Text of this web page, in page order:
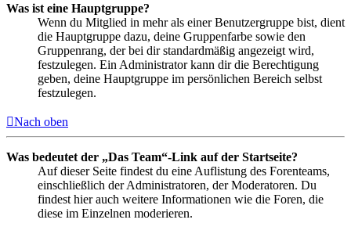
Was ist eine Hauptgruppe?
Wenn du Mitglied in mehr als einer Benutzergruppe bist, dient
die Hauptgruppe dazu, deine Gruppenfarbe sowie den
Gruppenrang, der bei dir standardmäßig angezeigt wird,
festzulegen. Ein Administrator kann dir die Berechtigung
geben, deine Hauptgruppe im persönlichen Bereich selbst
festzulegen.
Nach oben
Was bedeutet der „Das Team“-Link auf der Startseite?
Auf dieser Seite findest du eine Auflistung des Forenteams,
einschließlich der Administratoren, der Moderatoren. Du
findest hier auch weitere Informationen wie die Foren, die
diese im Einzelnen moderieren.